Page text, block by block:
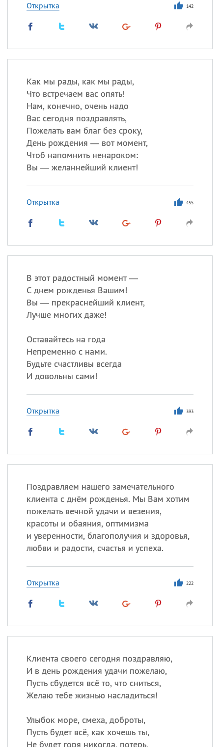
Открытка 142
Как мы рады, как мы рады,
Что встречаем вас опять!
Нам, конечно, очень надо
Вас сегодня поздравлять,
Пожелать вам благ без сроку,
День рождения — вот момент,
Чтоб напомнить ненароком:
Вы — желаннейший клиент!
Открытка 455
В этот радостный момент —
С днем рожденья Вашим!
Вы — прекраснейший клиент,
Лучше многих даже!
Оставайтесь на года
Непременно с нами.
Будьте счастливы всегда
И довольны сами!
Открытка 393
Поздравляем нашего замечательного
клиента с днём рожденья. Мы Вам хотим
пожелать вечной удачи и везения,
красоты и обаяния, оптимизма
и уверенности, благополучия и здоровья,
любви и радости, счастья и успеха.
Открытка 222
Клиента своего сегодня поздравляю,
И в день рождения удачи пожелаю,
Пусть сбудется всё то, что сниться,
Желаю тебе жизнью насладиться!
Улыбок море, смеха, доброты,
Пусть будет всё, как хочешь ты,
Не будет горя никогда, потерь,